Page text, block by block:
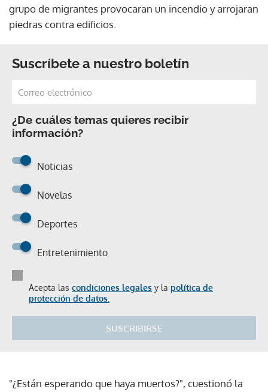
grupo de migrantes provocaran un incendio y arrojaran
piedras contra edificios.
Suscríbete a nuestro boletín
¿De cuáles temas quieres recibir
información?
Noticias
Novelas
Deportes
Entretenimiento
Acepta las condiciones legales y la política de
protección de datos.
SUSCRIBIRSE
"¿Están esperando que haya muertos?", cuestionó la